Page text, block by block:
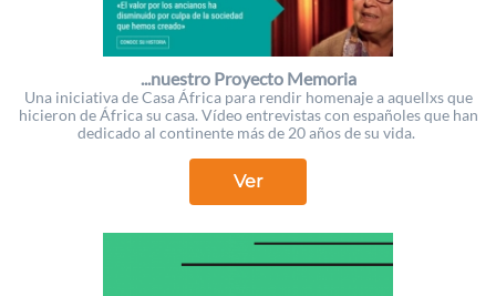
...nuestro Proyecto Memoria
Una iniciativa de Casa África para rendir homenaje a aquellxs que
hicieron de África su casa. Vídeo entrevistas con españoles que han
dedicado al continente más de 20 años de su vida.
Ver